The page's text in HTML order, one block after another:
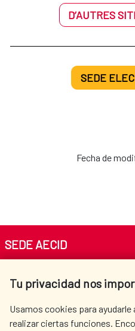
D’AUTRES
SEDE
Fecha de
Tu privacidad nos
Usamos cookies para
realizar ciertas funciones.
SEDE AECID
Tel. +34 900 20 30 54​​​​​​​